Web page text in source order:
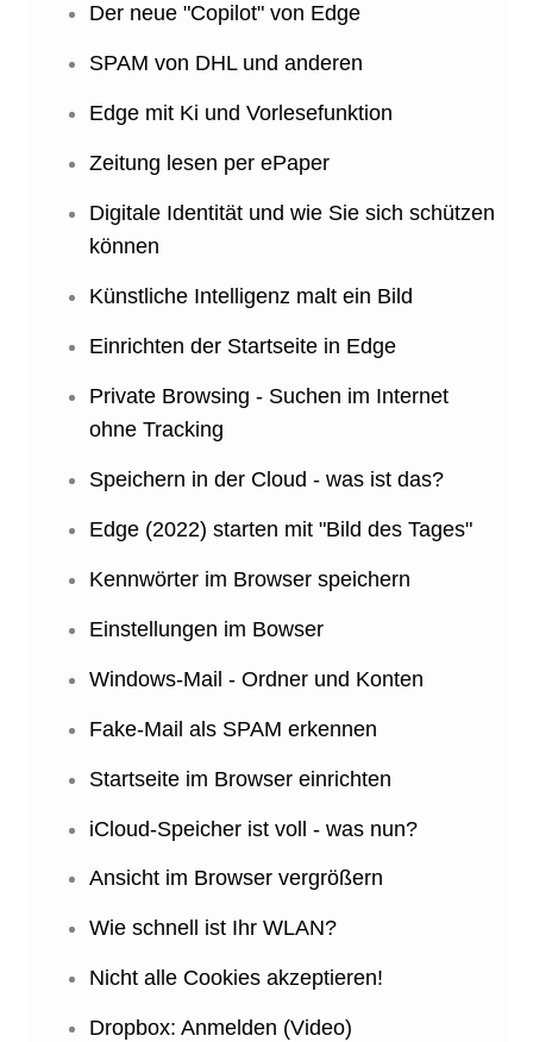
Der neue "Copilot" von Edge
SPAM von DHL und anderen
Edge mit Ki und Vorlesefunktion
Zeitung lesen per ePaper
Digitale Identität und wie Sie sich schützen
können
Künstliche Intelligenz malt ein Bild
Einrichten der Startseite in Edge
Private Browsing - Suchen im Internet
ohne Tracking
Speichern in der Cloud - was ist das?
Edge (2022) starten mit "Bild des Tages"
Kennwörter im Browser speichern
Einstellungen im Bowser
Windows-Mail - Ordner und Konten
Fake-Mail als SPAM erkennen
Startseite im Browser einrichten
iCloud-Speicher ist voll - was nun?
Ansicht im Browser vergrößern
Wie schnell ist Ihr WLAN?
Nicht alle Cookies akzeptieren!
Dropbox: Anmelden (Video)